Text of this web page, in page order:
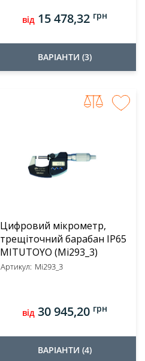
від 15 478,32 грн
ВАРІАНТИ (3)
Цифровий мікрометр,
трещіточний барабан IP65
MITUTOYO (Mi293_3)
Артикул: Mi293_3
від 30 945,20 грн
ВАРІАНТИ (4)